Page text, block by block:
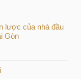
lược của nhà đầu
Gòn